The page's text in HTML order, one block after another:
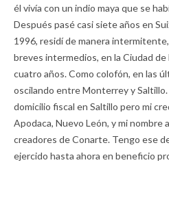
él vivía con un indio maya que se
Después pasé casi siete años en
1996, residí de manera
breves intermedios, en la Ciudad
cuatro años. Como colofón, en las
oscilando entre Monterrey y
domicilio fiscal en Saltillo pero mi
Apodaca, Nuevo León, y mi nombre
creadores de Conarte. Tengo ese
ejercido hasta ahora en beneficio